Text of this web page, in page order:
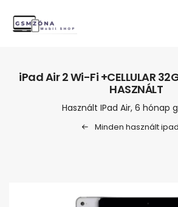
iPad Air 2 Wi-Fi +CELLULAR
HASZNÁLT
Használt IPad Air, 6 hónap
Minden használt